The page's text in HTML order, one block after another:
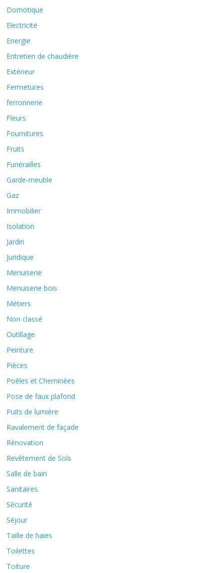
Domotique
Electricité
Energie
Entretien de chaudière
Extérieur
Fermetures
ferronnerie
Fleurs
Fournitures
Fruits
Funérailles
Garde-meuble
Gaz
Immobilier
Isolation
Jardin
Juridique
Menuiserie
Menuiserie bois
Métiers
Non classé
Outillage
Peinture
Pièces
Poêles et Cheminées
Pose de faux plafond
Puits de lumière
Ravalement de façade
Rénovation
Revêtement de Sols
Salle de bain
Sanitaires
Sécurité
Séjour
Taille de haies
Toilettes
Toiture